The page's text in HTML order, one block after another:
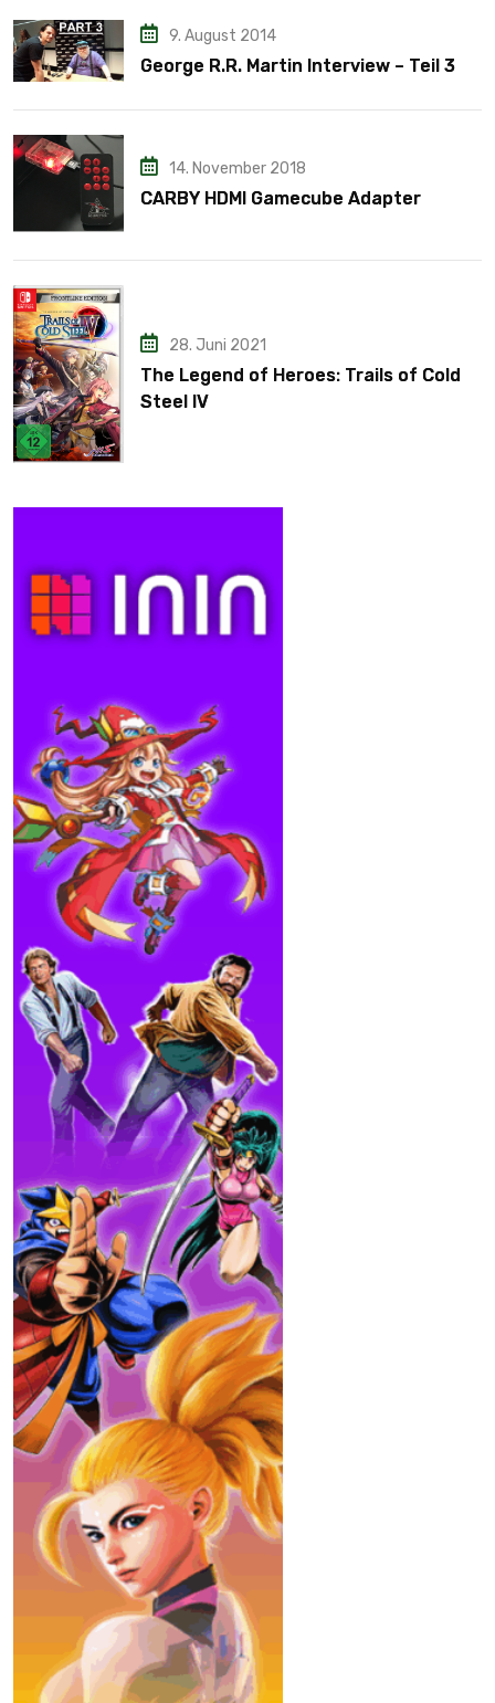
9. August 2014
George R.R. Martin Interview – Teil 3
14. November 2018
CARBY HDMI Gamecube Adapter
28. Juni 2021
The Legend of Heroes: Trails of Cold
Steel IV